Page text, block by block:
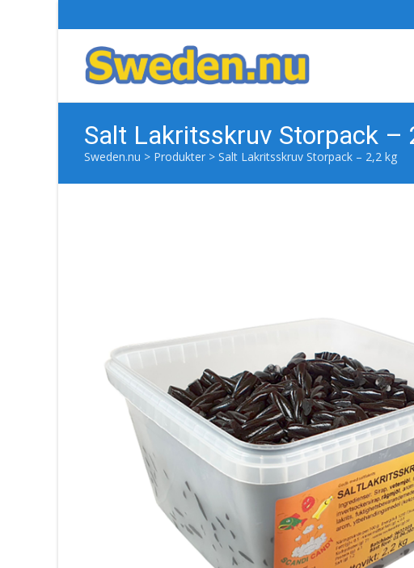
Salt Lakritsskruv Storpack –
Sweden.nu > Produkter > Salt Lakritsskruv Storpack – 2,2 kg